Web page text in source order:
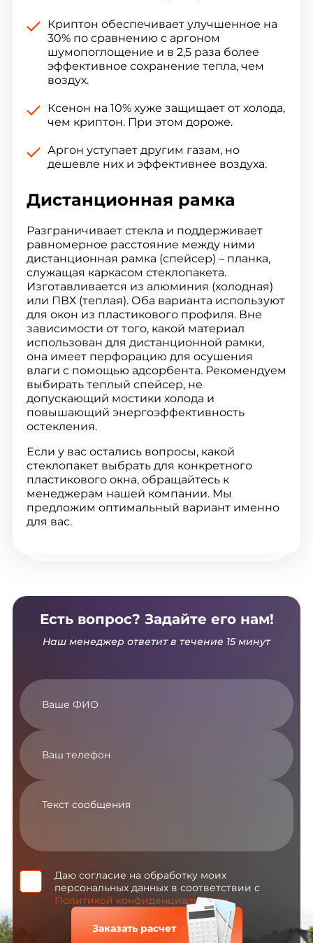
Криптон обеспечивает улучшенное на
30% по сравнению с аргоном
шумопоглощение и в 2,5 раза более
эффективное сохранение тепла, чем
воздух.
Ксенон на 10% хуже защищает от холода,
чем криптон. При этом дороже.
Аргон уступает другим газам, но
дешевле них и эффективнее воздуха.
Дистанционная рамка
Разграничивает стекла и поддерживает
равномерное расстояние между ними
дистанционная рамка (спейсер) – планка,
служащая каркасом стеклопакета.
Изготавливается из алюминия (холодная)
или ПВХ (теплая). Оба варианта используют
для окон из пластикового профиля. Вне
зависимости от того, какой материал
использован для дистанционной рамки,
она имеет перфорацию для осушения
влаги с помощью адсорбента. Рекомендуем
выбирать теплый спейсер, не
допускающий мостики холода и
повышающий энергоэффективность
остекления.
Если у вас остались вопросы, какой
стеклопакет выбрать для конкретного
пластикового окна, обращайтесь к
менеджерам нашей компании. Мы
предложим оптимальный вариант именно
для вас.
Есть вопрос? Задайте его нам!
Наш менеджер ответит в течение 15 минут
Даю согласие на обработку моих
персональных данных в соответствии с
Политикой конфиденциальности
Заказать расчет